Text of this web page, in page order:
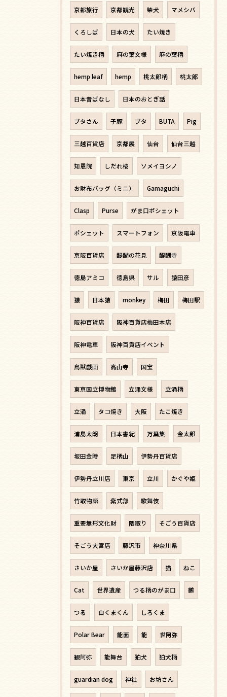
京都旅行 京都観光 柴犬 マメシバ
くろしば 日本の犬 たい焼き
たい焼き柄 麻の葉文様 麻の葉柄
hemp leaf hemp 桃太郎柄 桃太郎
日本昔ばなし 日本のおとぎ話
ブタさん 子豚 ブタ BUTA Pig
三越百貨店 京都展 仙台 仙台三越
知恩院 しだれ桜 ソメイヨシノ
お財布バッグ（ミニ） Gamaguchi
Clasp Purse がま口ポシェット
ポシェット スマートフォン 京阪電車
京阪百貨店 醍醐の花見 醍醐寺
徳島アミコ 徳島県 サル 猿田彦
猿 日本猿 monkey 梅田 梅田駅
阪神百貨店 阪神百貨店梅田本店
阪神電車 阪神百貨店イベント
鳥獣戯画 高山寺 国宝
東京国立博物館 立涌文様 立涌柄
立涌 タコ焼き 大阪 たこ焼き
浦島太朗 日本書紀 万葉集 金太郎
坂田金時 足柄山 伊勢丹百貨店
伊勢丹立川店 東京 立川 かぐや姫
竹取物語 紫式部 歌舞伎
重要無形文化財 隈取り そごう百貨店
そごう大宮店 藤沢市 神奈川県
さいか屋 さいか屋藤沢店 猫 ねこ
Cat 世界遺産 つる柄のがま口 鶴
つる 白くまくん しろくま
Polar Bear 能面 能 世阿弥
観阿弥 能舞台 狛犬 狛犬柄
guardian dog 神社 お坊さん